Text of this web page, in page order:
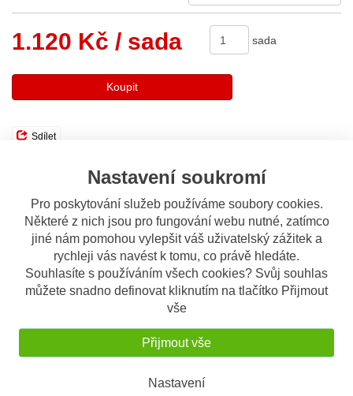
Nastavení soukromí
Pro poskytování služeb používáme soubory cookies.
Některé z nich jsou pro fungování webu nutné, zatímco
jiné nám pomohou vylepšit váš uživatelský zážitek a
rychleji vás navést k tomu, co právě hledáte.
Souhlasíte s používáním všech cookies? Svůj souhlas
můžete snadno definovat kliknutím na tlačítko Přijmout
vše
Přijmout vše
Nastavení
1.120 Kč / sada sada
Koupit
Sdílet
Popis výrobku
Sada originálních ložisek do krku řízení
od značky Tourmax.
Sada kuželíkových ložisek do krku
dodavatel ložisek jako v prvovýrobě) japonského výrobce.